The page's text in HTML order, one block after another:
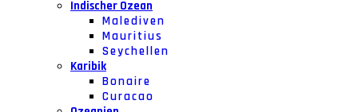
Indischer Ozean
Malediven
Mauritius
Seychellen
Karibik
Bonaire
Curacao